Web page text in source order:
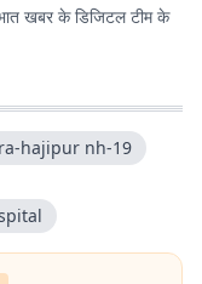
खबर के डिजिटल टीम के
hajipur nh-19